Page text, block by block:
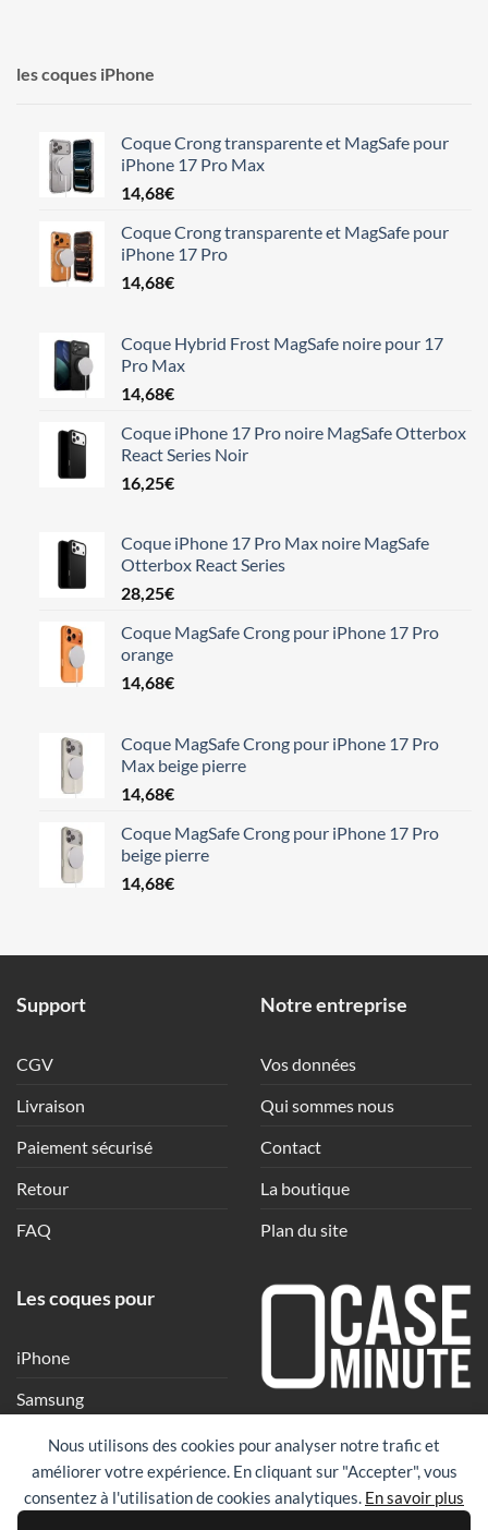
Nous utilisons des cookies pour analyser notre trafic et
améliorer votre expérience. En cliquant sur "Accepter", vous
consentez à l'utilisation de cookies analytiques. En savoir plus
les coques iPhone
Coque Crong transparente et MagSafe pour
iPhone 17 Pro Max
14,68€
Coque Crong transparente et MagSafe pour
iPhone 17 Pro
14,68€
Coque Hybrid Frost MagSafe noire pour 17
Pro Max
14,68€
Coque iPhone 17 Pro noire MagSafe Otterbox
React Series Noir
16,25€
Coque iPhone 17 Pro Max noire MagSafe
Otterbox React Series
28,25€
Coque MagSafe Crong pour iPhone 17 Pro
orange
14,68€
Coque MagSafe Crong pour iPhone 17 Pro
Max beige pierre
14,68€
Coque MagSafe Crong pour iPhone 17 Pro
beige pierre
14,68€
Support
CGV
Livraison
Paiement sécurisé
Retour
FAQ
Notre entreprise
Vos données
Qui sommes nous
Contact
La boutique
Plan du site
Les coques pour
iPhone
Samsung
Xiaomi
Google
Huawei
Une coque en quelques
clics